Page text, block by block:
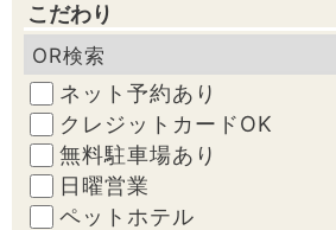
こだわり
ネット予約あり
クレジットカードOK
無料駐車場あり
日曜営業
ペットホテル